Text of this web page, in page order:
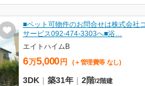
■ペット可物件のお問合せは株式会社
サービス092-474-3303へ■浴…
エイトハイムB
6万5,000 円 (＋管理費等 なし)
3DK | 築31年 | 2階/2階建